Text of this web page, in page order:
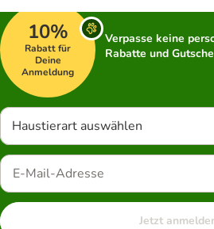
10%
Rabatt für
Deine
Anmeldung
Verpasse keine
Rabatte und
Haustierart auswählen
Jetzt